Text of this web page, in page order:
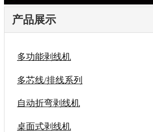
产品展示
多功能剥线机
多芯线/排线系列
自动折弯剥线机
桌面式剥线机